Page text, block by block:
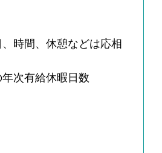
時間、休憩などは応相
次有給休暇日数